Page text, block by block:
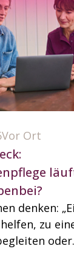
Vor Ort
denken:
zu